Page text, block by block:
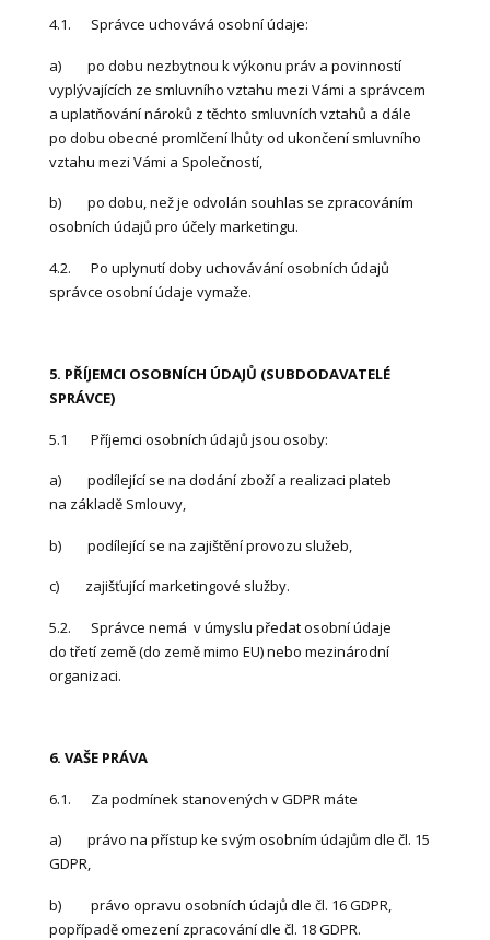
4.1. Správce uchovává osobní údaje:
a) po dobu nezbytnou k výkonu práv a povinností
vyplývajících ze smluvního vztahu mezi Vámi a správcem
a uplatňování nároků z těchto smluvních vztahů a dále
po dobu obecné promlčení lhůty od ukončení smluvního
vztahu mezi Vámi a Společností,
b) po dobu, než je odvolán souhlas se zpracováním
osobních údajů pro účely marketingu.
4.2. Po uplynutí doby uchovávání osobních údajů
správce osobní údaje vymaže.
5. PŘÍJEMCI OSOBNÍCH ÚDAJŮ (SUBDODAVATELÉ
SPRÁVCE)
5.1 Příjemci osobních údajů jsou osoby:
a) podílející se na dodání zboží a realizaci plateb
na základě Smlouvy,
b) podílející se na zajištění provozu služeb,
c) zajišťující marketingové služby.
5.2. Správce nemá v úmyslu předat osobní údaje
do třetí země (do země mimo EU) nebo mezinárodní
organizaci.
6. VAŠE PRÁVA
6.1. Za podmínek stanovených v GDPR máte
a) právo na přístup ke svým osobním údajům dle čl. 15
GDPR,
b) právo opravu osobních údajů dle čl. 16 GDPR,
popřípadě omezení zpracování dle čl. 18 GDPR.